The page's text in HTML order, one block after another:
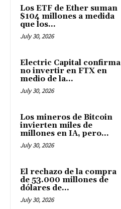
Los ETF de Ether suman
$104 millones a medida
que los...
July 30, 2026
Electric Capital confirma
no invertir en FTX en
medio de la...
July 30, 2026
Los mineros de Bitcoin
invierten miles de
millones en IA, pero...
July 30, 2026
El rechazo de la compra
de 53.000 millones de
dólares de...
July 30, 2026